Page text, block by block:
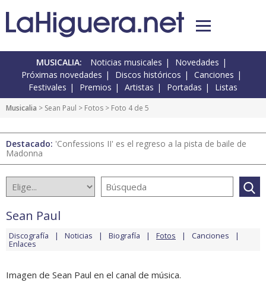
MUSICALIA: Noticias musicales
Novedades
Próximas novedades
Discos históricos
Canciones
Festivales
Premios Artistas Portadas Listas
Musicalia > Sean Paul > Fotos > Foto 4 de 5
Destacado: 'Confessions II' es el regreso a la pista de baile de
Madonna
Sean Paul
Discografía Noticias Biografía Fotos Canciones
Enlaces
Imagen de Sean Paul en el canal de música.